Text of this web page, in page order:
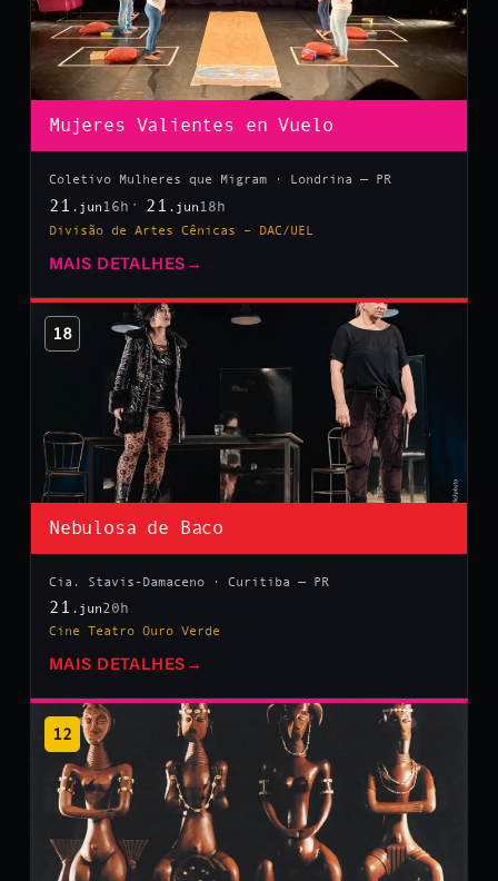
Mujeres Valientes en Vuelo
Coletivo Mulheres que Migram · Londrina — PR
21 .jun 16h 21 .jun 18h
Divisão de Artes Cênicas – DAC/UEL
MAIS DETALHES →
18
Nebulosa de Baco
Cia. Stavis-Damaceno · Curitiba — PR
21 .jun20h
Cine Teatro Ouro Verde
MAIS DETALHES →
12